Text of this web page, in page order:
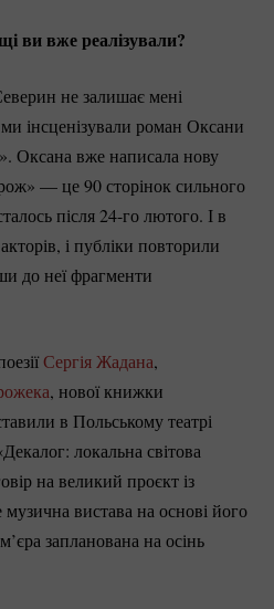
ви вже реалізували?
не залишає мені
інсценізували роман Оксани
Оксана вже написала нову
— це 90 сторінок сильного
після24-го лютого. І в
і публіки повторили
до неї фрагменти
Сергія Жадана,
, нової книжки
в Польському театрі
локальна світова
на великий проєкт із
вистава на основі його
запланована на осінь